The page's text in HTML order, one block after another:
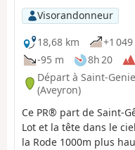
Visorandonneur
18,68 km
+1
-95 m
8h 20
Départ à Saint-
(Aveyron)
Ce PR® part de Saint-
Lot et la tête dans le
la Rode 1000m plus